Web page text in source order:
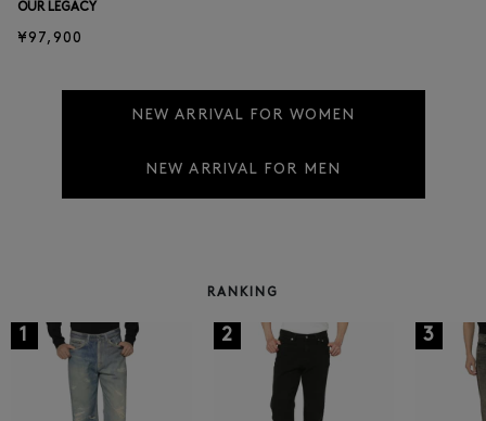
OUR LEGACY
¥97,900
NEW ARRIVAL FOR WOMEN
NEW ARRIVAL FOR MEN
RANKING
1 2 3